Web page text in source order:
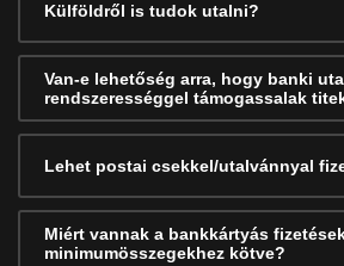
Külföldről is tudok utalni?
Van-e lehetőség arra, hogy banki
rendszerességgel támogassalak
Lehet postai csekkel/utalvánnyal
Miért vannak a bankkártyás
minimumösszegekhez kötve?